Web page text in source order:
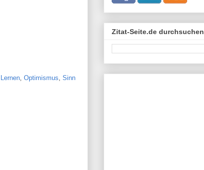
Lernen Optimismus Sinn
Zitat-Seite.de durchsuchen